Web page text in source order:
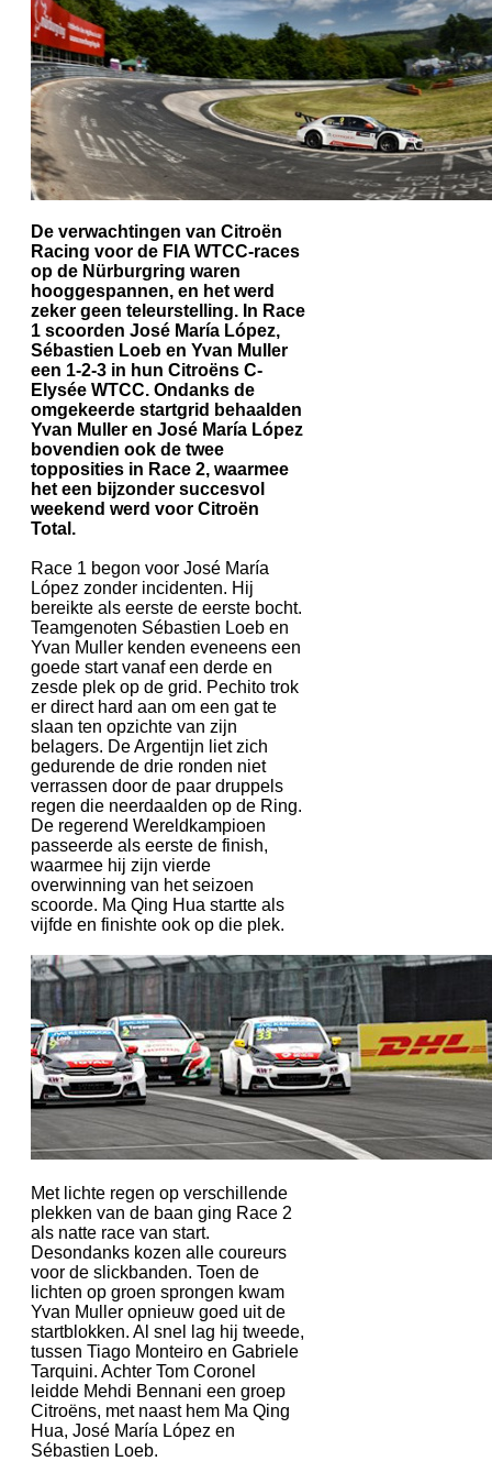
De verwachtingen van Citroën
Racing voor de FIA WTCC-races
op de Nürburgring waren
hooggespannen, en het werd
zeker geen teleurstelling. In Race
1 scoorden José María López,
Sébastien Loeb en Yvan Muller
een 1-2-3 in hun Citroëns C-
Elysée WTCC. Ondanks de
omgekeerde startgrid behaalden
Yvan Muller en José María López
bovendien ook de twee
topposities in Race 2, waarmee
het een bijzonder succesvol
weekend werd voor Citroën
Total.
Race 1 begon voor José María
López zonder incidenten. Hij
bereikte als eerste de eerste bocht.
Teamgenoten Sébastien Loeb en
Yvan Muller kenden eveneens een
goede start vanaf een derde en
zesde plek op de grid. Pechito trok
er direct hard aan om een gat te
slaan ten opzichte van zijn
belagers. De Argentijn liet zich
gedurende de drie ronden niet
verrassen door de paar druppels
regen die neerdaalden op de Ring.
De regerend Wereldkampioen
passeerde als eerste de finish,
waarmee hij zijn vierde
overwinning van het seizoen
scoorde. Ma Qing Hua startte als
vijfde en finishte ook op die plek.
Met lichte regen op verschillende
plekken van de baan ging Race 2
als natte race van start.
Desondanks kozen alle coureurs
voor de slickbanden. Toen de
lichten op groen sprongen kwam
Yvan Muller opnieuw goed uit de
startblokken. Al snel lag hij tweede,
tussen Tiago Monteiro en Gabriele
Tarquini. Achter Tom Coronel
leidde Mehdi Bennani een groep
Citroëns, met naast hem Ma Qing
Hua, José María López en
Sébastien Loeb.